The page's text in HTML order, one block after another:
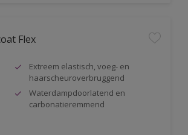
Flex
Extreem elastisch, voeg- en
haarscheuroverbruggend
Waterdampdoorlatend en
carbonatieremmend